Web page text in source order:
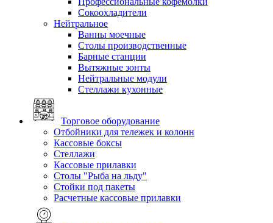
Сокоохладители
Нейтральное
Ванны моечные
Столы производственные
Барные станции
Вытяжные зонты
Нейтральные модули
Стеллажи кухонные
Торговое оборудование
Отбойники для тележек и колонн
Кассовые боксы
Стеллажи
Кассовые прилавки
Столы "Рыба на льду"
Стойки под пакеты
Расчетные кассовые прилавки